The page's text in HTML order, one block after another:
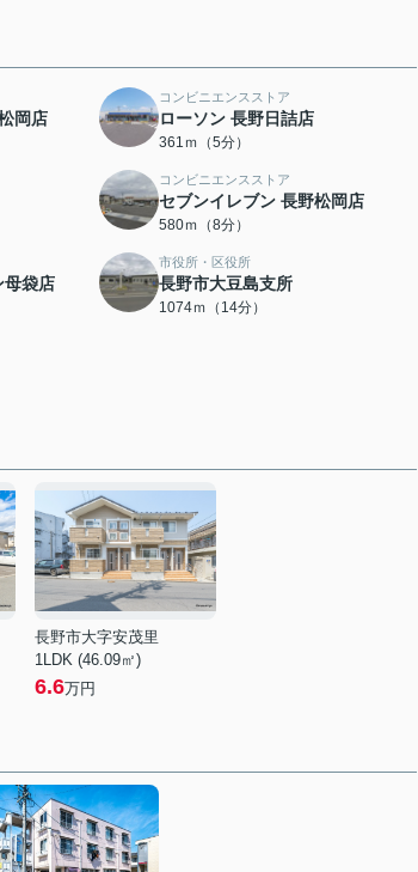
岡店
コンビニエンスストア
ローソン 長野日詰店
361ｍ（5分）
コンビニエンスストア
セブンイレブン 長野松岡店
580ｍ（8分）
母袋店
市役所・区役所
長野市大豆島支所
1074ｍ（14分）
長野市大字安茂里
1LDK (46.09㎡)
6.6万円